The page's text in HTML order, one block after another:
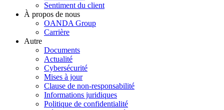
Sentiment du client
À propos de nous
OANDA Group
Carrière
Autre
Documents
Actualité
Cybersécurité
Mises à jour
Clause de non-responsabilité
Informations juridiques
Politique de confidentialité